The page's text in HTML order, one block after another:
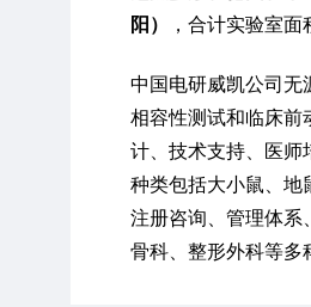
阳）
，合计实验室
中国电研威凯公司无
相容性测试和临床前
计、技术支持、医师
种类包括大小鼠、地
注册咨询、管理体系
骨科、整形外科等多